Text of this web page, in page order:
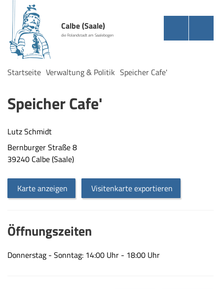
Calbe (Saale)
die Rolandstadt am Saalebogen
Startseite Verwaltung & Politik Speicher Cafe'
Speicher Cafe'
Lutz Schmidt
Bernburger Straße 8
39240 Calbe (Saale)
Karte anzeigen Visitenkarte exportieren
Öffnungszeiten
Donnerstag - Sonntag: 14:00 Uhr - 18:00 Uhr